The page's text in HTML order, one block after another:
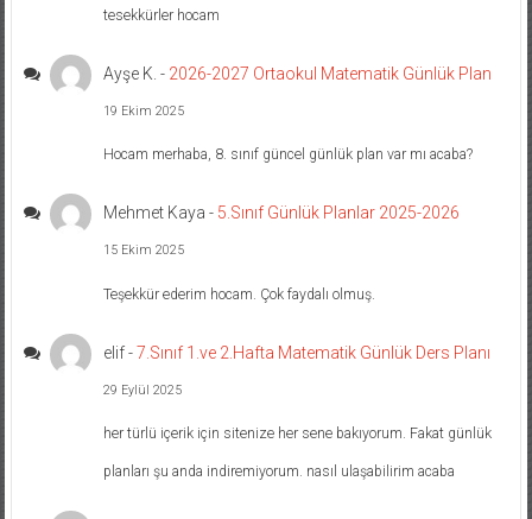
tesekkürler hocam
Ayşe K. - 2026-2027 Ortaokul Matematik Günlük Plan
19 Ekim 2025
Hocam merhaba, 8. sınıf güncel günlük plan var mı acaba?
Mehmet Kaya - 5.Sınıf Günlük Planlar 2025-2026
15 Ekim 2025
Teşekkür ederim hocam. Çok faydalı olmuş.
elif-7.Sınıf 1.ve 2.Hafta Matematik Günlük Ders Planı
29 Eylül 2025
her türlü içerik için sitenize her sene bakıyorum. Fakat günlük
planları şu anda indiremiyorum. nasıl ulaşabilirim acaba